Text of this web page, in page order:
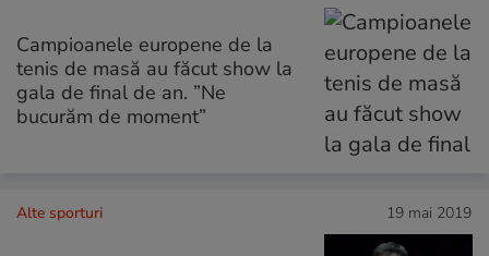
Campioanele europene de la
tenis de masă au făcut show la
gala de final de an. ”Ne
bucurăm de moment”
Alte sporturi 19 mai 2019